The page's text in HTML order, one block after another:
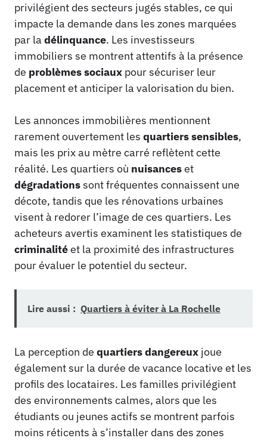
privilégient des secteurs jugés stables, ce qui
impacte la demande dans les zones marquées
par la délinquance. Les investisseurs
immobiliers se montrent attentifs à la présence
de problèmes sociaux pour sécuriser leur
placement et anticiper la valorisation du bien.
Les annonces immobilières mentionnent
rarement ouvertement les quartiers sensibles,
mais les prix au mètre carré reflètent cette
réalité. Les quartiers où nuisanceset
dégradationssont fréquentes connaissent une
décote, tandis que les rénovations urbaines
visent à redorer l’image de ces quartiers. Les
acheteurs avertis examinent les statistiques de
criminalitéet la proximité des infrastructures
pour évaluer le potentiel du secteur.
Lire aussi : Quartiers à éviter à La Rochelle
La perception de quartiers dangereux joue
également sur la durée de vacance locative et les
profils des locataires. Les familles privilégient
des environnements calmes, alors que les
étudiants ou jeunes actifs se montrent parfois
moins réticents à s’installer dans des zones